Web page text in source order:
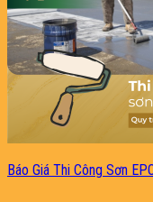
Báo Giá Thi Công Sơn